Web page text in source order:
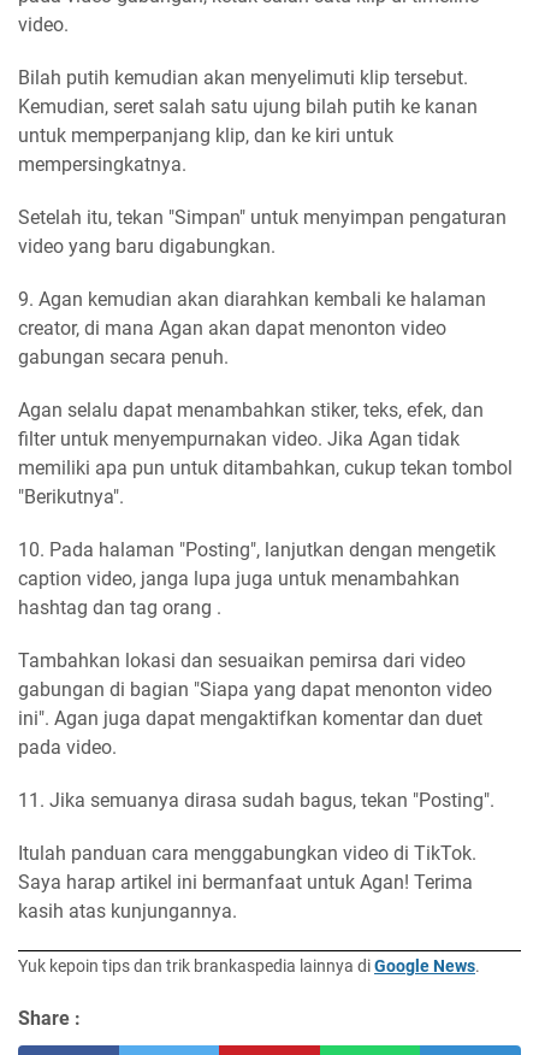
video.
Bilah putih kemudian akan menyelimuti klip tersebut.
Kemudian, seret salah satu ujung bilah putih ke kanan
untuk memperpanjang klip, dan ke kiri untuk
mempersingkatnya.
Setelah itu, tekan "Simpan" untuk menyimpan pengaturan
video yang baru digabungkan.
9. Agan kemudian akan diarahkan kembali ke halaman
creator, di mana Agan akan dapat menonton video
gabungan secara penuh.
Agan selalu dapat menambahkan stiker, teks, efek, dan
filter untuk menyempurnakan video. Jika Agan tidak
memiliki apa pun untuk ditambahkan, cukup tekan tombol
"Berikutnya".
10. Pada halaman "Posting", lanjutkan dengan mengetik
caption video, janga lupa juga untuk menambahkan
hashtag dan tag orang .
Tambahkan lokasi dan sesuaikan pemirsa dari video
gabungan di bagian "Siapa yang dapat menonton video
ini". Agan juga dapat mengaktifkan komentar dan duet
pada video.
11. Jika semuanya dirasa sudah bagus, tekan "Posting".
Itulah panduan cara menggabungkan video di TikTok.
Saya harap artikel ini bermanfaat untuk Agan! Terima
kasih atas kunjungannya.
Yuk kepoin tips dan trik brankaspedia lainnya diGoogle News.
Share :